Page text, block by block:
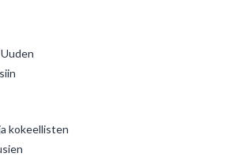
kokeellisten